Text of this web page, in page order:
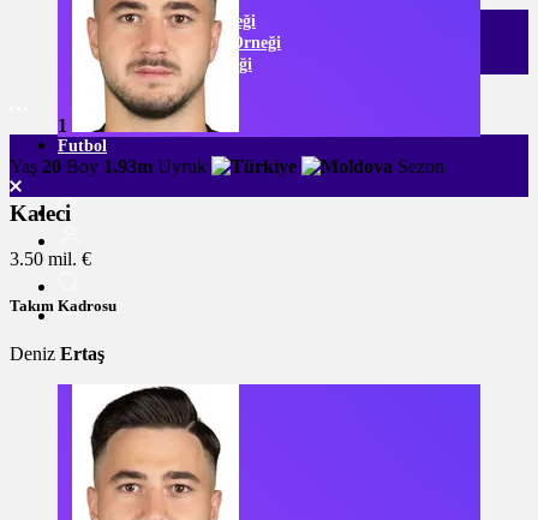
Listeli Galeri Örneği
Numaralı Galeri Örneği
Video Galeri Örneği
Futbol
1
Yaş 20 Boy 1,93m Uyruk Sezon
Kaleci
3.50 mil. €
Takım Kadrosu
Deniz Ertaş